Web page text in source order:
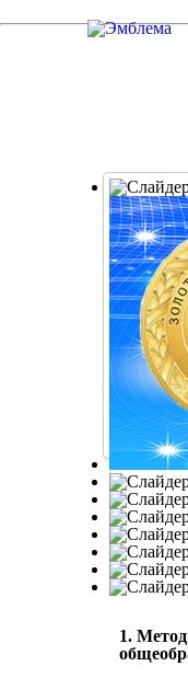
Достижения Коллективы
1.